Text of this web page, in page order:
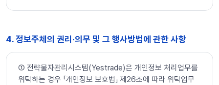
4. 정보주체의 권리·의무 및 그 행사방법에 관한 사항
➀ 전략물자관리시스템(Yestrade)은 개인정보 처리업무를
위탁하는 경우 「개인정보 보호법」 제26조에 따라 위탁업무